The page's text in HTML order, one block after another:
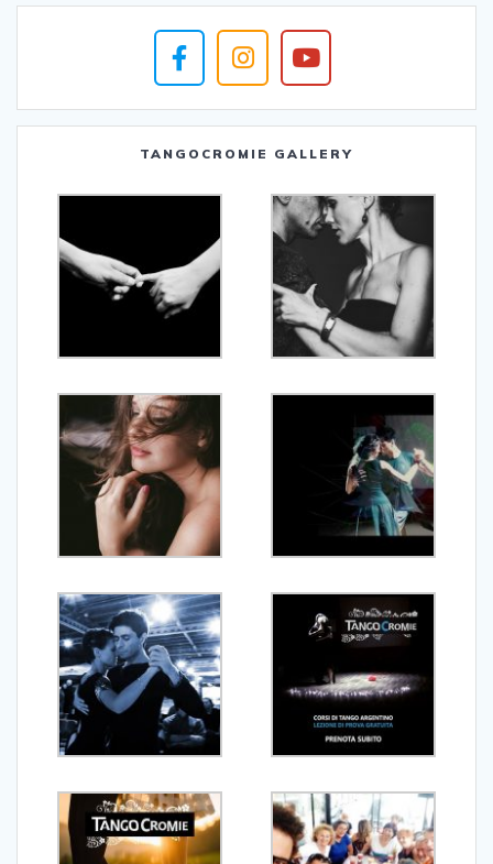
TANGOCROMIE GALLERY